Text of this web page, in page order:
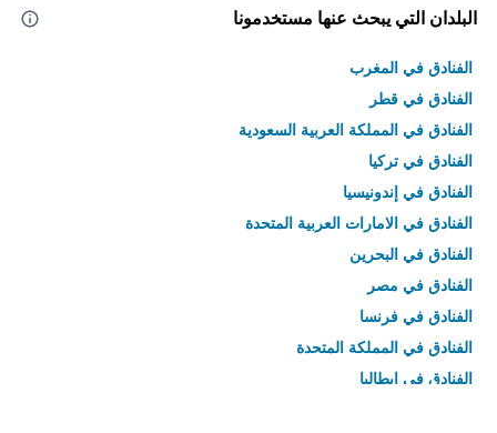
البلدان التي يبحث عنها مستخدمونا
الفنادق في المغرب
الفنادق في قطر
الفنادق في المملكة العربية السعودية
الفنادق في تركيا
الفنادق في إندونيسيا
الفنادق في الامارات العربية المتحدة
الفنادق في البحرين
الفنادق في مصر
الفنادق في فرنسا
الفنادق في المملكة المتحدة
الفنادق في إيطاليا